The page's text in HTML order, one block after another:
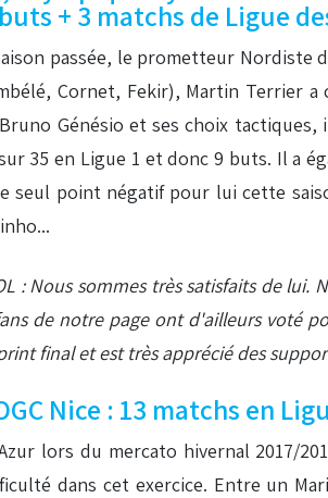
+ 3 matchs de Ligue
passée, le prometteur Nordiste
Cornet, Fekir), Martin Terrier
Génésio et ses choix tactiques,
35 en Ligue 1 et donc 9 buts. Il a
seul point négatif pour lui cette
: Nous sommes très satisfaits de
de notre page ont d'ailleurs voté
final et est très apprécié des
Nice : 13 matchs en
lors du mercato hivernal 2017/
dans cet exercice. Entre un